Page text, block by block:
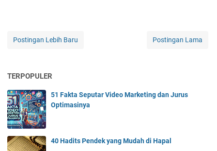
Postingan Lebih Baru Postingan Lama
TERPOPULER
51 Fakta Seputar Video Marketing dan Jurus
Optimasinya
40 Hadits Pendek yang Mudah di Hapal